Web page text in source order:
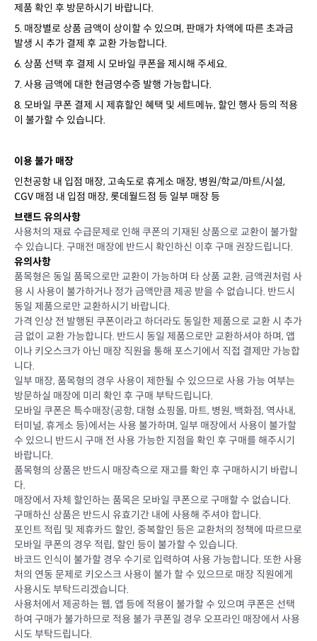
제품 확인 후 방문하시기 바랍니다.
5. 매장별로 상품 금액이 상이할 수 있으며, 판매가 차액에 따른 초과금
발생 시 추가 결제 후 교환 가능합니다.
6. 상품 선택 후 결제 시 모바일 쿠폰을 제시해 주세요.
7. 사용 금액에 대한 현금영수증 발행 가능합니다.
8. 모바일 쿠폰 결제 시 제휴할인 혜택 및 세트메뉴, 할인 행사 등의 적용
이 불가할 수 있습니다.
이용 불가 매장
인천공항 내 입점 매장, 고속도로 휴게소 매장, 병원/학교/마트/시설,
CGV 매점 내 입점 매장, 롯데월드점 등 일부 매장 등
브랜드 유의사항
사용처의 재료 수급문제로 인해 쿠폰의 기재된 상품으로 교환이 불가할
수 있습니다. 구매전 매장에 반드시 확인하신 이후 구매 권장드립니다.
유의사항
품목형은 동일 품목으로만 교환이 가능하며 타 상품 교환, 금액권처럼 사
용 시 사용이 불가하거나 정가 금액만큼 제공 받을 수 없습니다. 반드시
동일 제품으로만 교환하시기 바랍니다.
가격 인상 전 발행된 쿠폰이라고 하더라도 동일한 제품으로 교환 시 추가
금 없이 교환 가능합니다. 반드시 동일 제품으로만 교환하셔야 하며, 앱
이나 키오스크가 아닌 매장 직원을 통해 포스기에서 직접 결제만 가능합
니다.
일부 매장, 품목형의 경우 사용이 제한될 수 있으므로 사용 가능 여부는
방문하실 매장에 미리 확인 후 구매 부탁드립니다.
모바일 쿠폰은 특수매장(공항, 대형 쇼핑몰, 마트, 병원, 백화점, 역사내,
터미널, 휴게소 등)에서는 사용 불가하며, 일부 매장에서 사용이 불가할
수 있으니 반드시 구매 전 사용 가능한 지점을 확인 후 구매를 해주시기
바랍니다.
품목형의 상품은 반드시 매장측으로 재고를 확인 후 구매하시기 바랍니
다.
매장에서 자체 할인하는 품목은 모바일 쿠폰으로 구매할 수 없습니다.
구매하신 상품은 반드시 유효기간 내에 사용해 주셔야 합니다.
포인트 적립 및 제휴카드 할인, 중복할인 등은 교환처의 정책에 따르므로
모바일 쿠폰의 경우 적립, 할인 등이 불가할 수 있습니다.
바코드 인식이 불가할 경우 수기로 입력하여 사용 가능합니다. 또한 사용
처의 연동 문제로 키오스크 사용이 불가 할 수 있으므로 매장 직원에게
사용시도 부탁드리겠습니다.
사용처에서 제공하는 웹, 앱 등에 적용이 불가할 수 있으며 쿠폰은 선택
하여 구매가 불가하므로 적용 불가 쿠폰일 경우 오프라인 매장에서 사용
시도 부탁드립니다.